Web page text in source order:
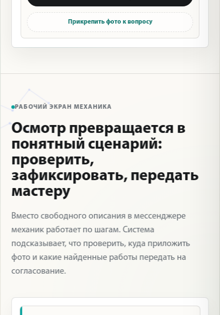
Прикрепить фото к вопросу
РАБОЧИЙ ЭКРАН МЕХАНИКА
Осмотр превращается в
понятный сценарий:
проверить,
зафиксировать, передать
мастеру
Вместо свободного описания в мессенджере
механик работает по шагам. Система
подсказывает, что проверить, куда приложить
фото и какие найденные работы передать на
согласование.